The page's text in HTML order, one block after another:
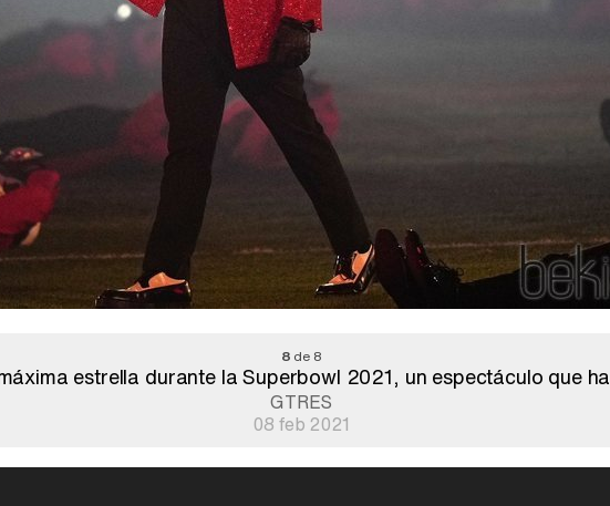
8 de 8
estrella durante la Superbowl 2021, un espectáculo que
GTRES
08 feb 2021